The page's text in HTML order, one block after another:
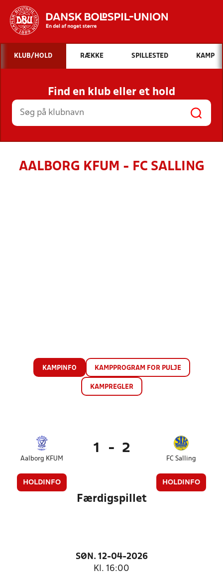
Hvad vil du søge efter?
INDHOLD OG NYHEDER
STILLINGER, RESULTATER, KLUBBER OG
HOLD
KLUB/HOLD RÆKKE SPILLESTED KAMP
Find en klub eller et hold
AALBORG KFUM - FC SALLING
KAMPINFO KAMPPROGRAM FOR PULJE
KAMPREGLER
Aalborg KFUM
HOLDINFO
1 - 2
FC Salling
HOLDINFO
Færdigspillet
SØN. 12-04-2026
Kl. 16:00